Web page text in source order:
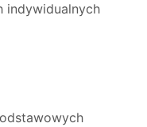
indywidualnych